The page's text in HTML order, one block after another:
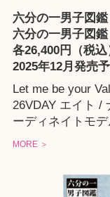
六分の一男子図
六分の一男子図
各26,400円（税込
2025年12月発売
Let me be your
26VDAY エイト /
ーディネイトモデ
MORE ＞